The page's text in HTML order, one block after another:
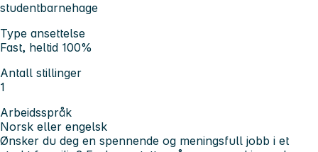
studentbarnehage
Type ansettelse
Fast, heltid 100%
Antall stillinger
1
Arbeidsspråk
Norsk eller engelsk
Ønsker du deg en spennende og meningsfull jobb i et